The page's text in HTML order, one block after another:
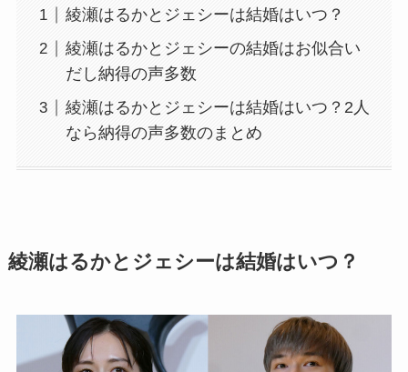
綾瀬はるかとジェシーは結婚はいつ？
綾瀬はるかとジェシーの結婚はお似合い
だし納得の声多数
綾瀬はるかとジェシーは結婚はいつ？2人
なら納得の声多数のまとめ
綾瀬はるかとジェシーは結婚はいつ？